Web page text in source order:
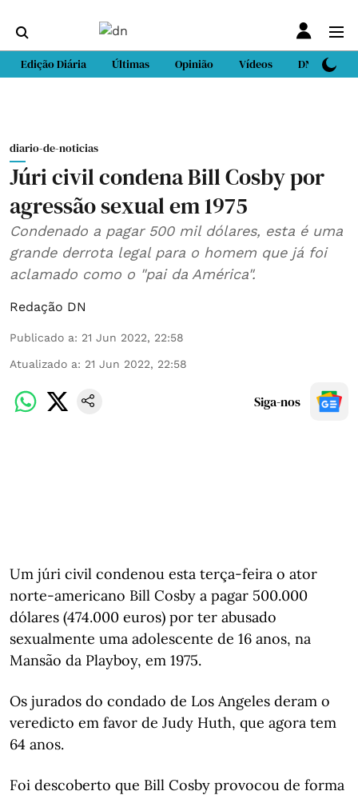
Edição Diária Últimas Opinião Vídeos DN Sport
diario-de-noticias
Júri civil condena Bill Cosby por
agressão sexual em 1975
Condenado a pagar 500 mil dólares, esta é uma
grande derrota legal para o homem que já foi
aclamado como o "pai da América".
Redação DN
Publicado a: 21 Jun 2022, 22:58
Atualizado a: 21 Jun 2022, 22:58
Siga-nos
Um júri civil condenou esta terça-feira o ator
norte-americano Bill Cosby a pagar 500.000
dólares (474.000 euros) por ter abusado
sexualmente uma adolescente de 16 anos, na
Mansão da Playboy, em 1975.
Os jurados do condado de Los Angeles deram o
veredicto em favor de Judy Huth, que agora tem
64 anos.
Foi descoberto que Bill Cosby provocou de forma